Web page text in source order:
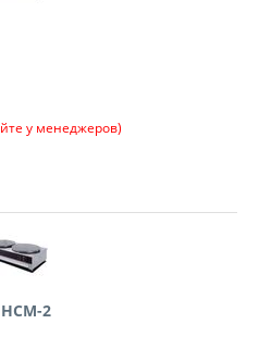
у менеджеров)
2